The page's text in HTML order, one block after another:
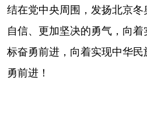
结在党中央周围，发扬北京
自信、更加坚决的勇气，向
标奋勇前进，向着实现中华
勇前进！